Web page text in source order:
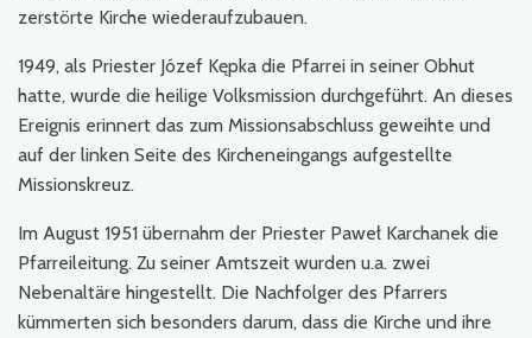
zerstörte Kirche wiederaufzubauen.
1949, als Priester Józef Kępka die Pfarrei in seiner Obhut
hatte, wurde die heilige Volksmission durchgeführt. An dieses
Ereignis erinnert das zum Missionsabschluss geweihte und
auf der linken Seite des Kircheneingangs aufgestellte
Missionskreuz.
Im August 1951 übernahm der Priester Paweł Karchanek die
Pfarreileitung. Zu seiner Amtszeit wurden u.a. zwei
Nebenaltäre hingestellt. Die Nachfolger des Pfarrers
kümmerten sich besonders darum, dass die Kirche und ihre